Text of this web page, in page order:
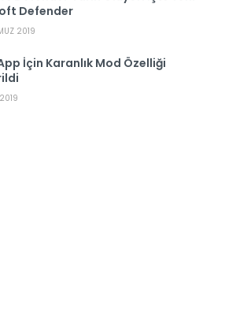
Defender
2019
İçin Karanlık Mod Özelliği